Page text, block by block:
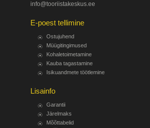
info@tooriistakeskus.ee
E-poest tellimine
Ostujuhend
Müügitingimused
Kohaletoimetamine
Kauba tagastamine
Isikuandmete töötlemine
Lisainfo
Garantii
Järelmaks
Mõõttabelid